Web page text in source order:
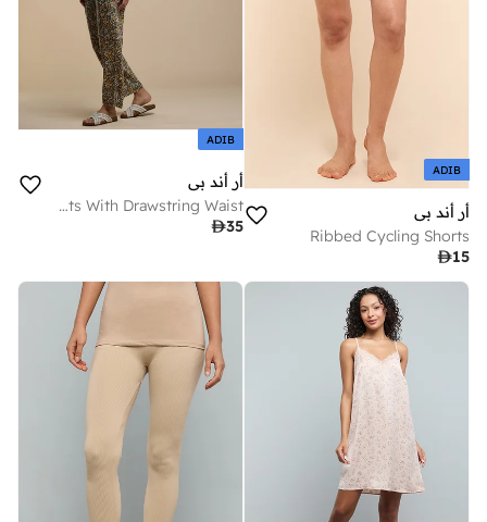
ADIB
أر أند بي
Ribbed Cycling Shorts
15
ADIB
أر أند بي
Printed Pyjama Pants With Drawstring Waist
35